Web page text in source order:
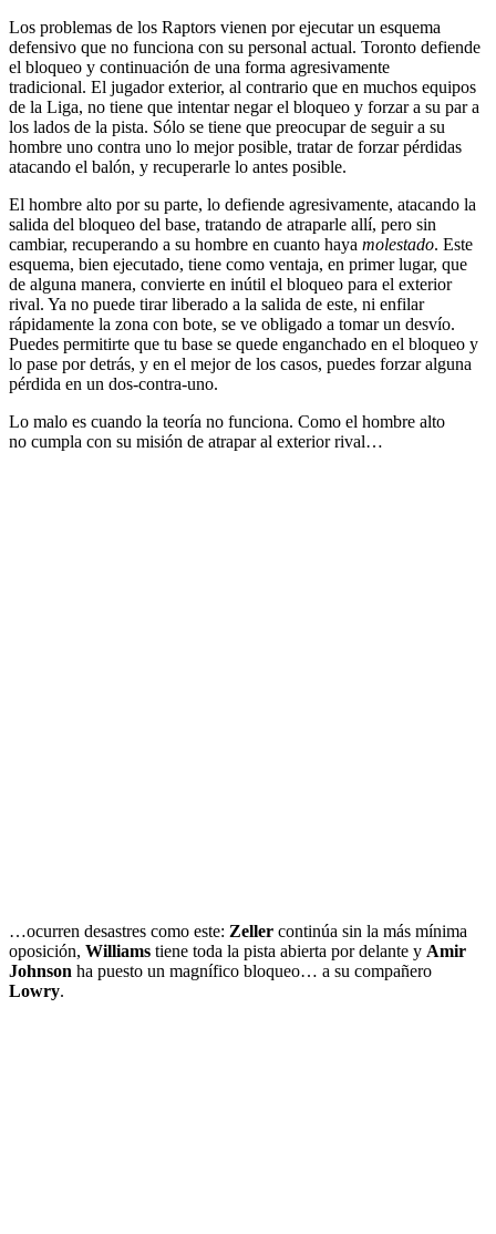
Los problemas de los Raptors vienen por ejecutar un esquema
defensivo que no funciona con su personal actual. Toronto defiende
el bloqueo y continuación de una forma agresivamente
tradicional. El jugador exterior, al contrario que en muchos equipos
de la Liga, no tiene que intentar negar el bloqueo y forzar a su par a
los lados de la pista. Sólo se tiene que preocupar de seguir a su
hombre uno contra uno lo mejor posible, tratar de forzar pérdidas
atacando el balón, y recuperarle lo antes posible.
El hombre alto por su parte, lo defiende agresivamente, atacando la
salida del bloqueo del base, tratando de atraparle allí, pero sin
cambiar, recuperando a su hombre en cuanto haya molestado. Este
esquema, bien ejecutado, tiene como ventaja, en primer lugar, que
de alguna manera, convierte en inútil el bloqueo para el exterior
rival. Ya no puede tirar liberado a la salida de este, ni enfilar
rápidamente la zona con bote, se ve obligado a tomar un desvío.
Puedes permitirte que tu base se quede enganchado en el bloqueo y
lo pase por detrás, y en el mejor de los casos, puedes forzar alguna
pérdida en un dos-contra-uno.
Lo malo es cuando la teoría no funciona. Como el hombre alto
no cumpla con su misión de atrapar al exterior rival…
…ocurren desastres como este: Zeller continúa sin la más mínima
oposición, Williams tiene toda la pista abierta por delante y Amir
Johnson ha puesto un magnífico bloqueo… a su compañero
Lowry.